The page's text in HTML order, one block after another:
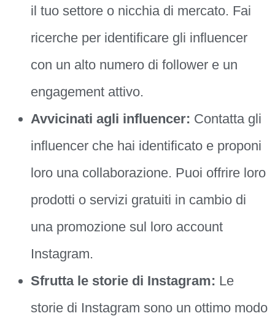
il tuo settore o nicchia di mercato. Fai
ricerche per identificare gli influencer
con un alto numero di follower e un
engagement attivo.
Avvicinati agli influencer: Contatta gli
influencer che hai identificato e proponi
loro una collaborazione. Puoi offrire loro
prodotti o servizi gratuiti in cambio di
una promozione sul loro account
Instagram.
Sfrutta le storie di Instagram: Le
storie di Instagram sono un ottimo modo